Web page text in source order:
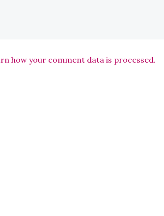
how your comment data is processed.